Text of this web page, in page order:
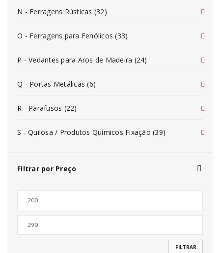
N - Ferragens Rústicas (32)
O - Ferragens para Fenólicos (33)
P - Vedantes para Aros de Madeira (24)
Q - Portas Metálicas (6)
R - Parafusos (22)
S - Quilosa / Produtos Químicos Fixação (39)
Filtrar por Preço
FILTRAR